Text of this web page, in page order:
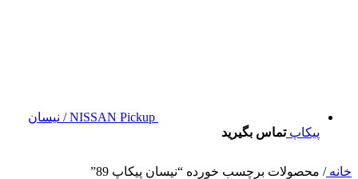
NISSAN Pickup / نیسان
پیکاپتماس بگیرید
خانه/ محصولات برچسب خورده “نیسان پیکاپ 89”